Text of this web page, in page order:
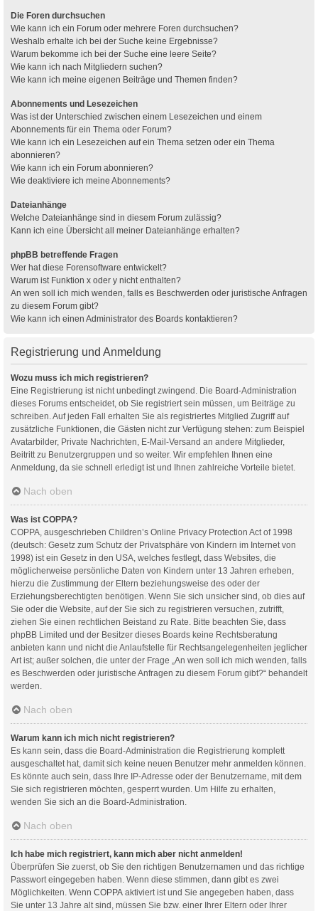
Die Foren durchsuchen
Wie kann ich ein Forum oder mehrere Foren durchsuchen?
Weshalb erhalte ich bei der Suche keine Ergebnisse?
Warum bekomme ich bei der Suche eine leere Seite?
Wie kann ich nach Mitgliedern suchen?
Wie kann ich meine eigenen Beiträge und Themen finden?
Abonnements und Lesezeichen
Was ist der Unterschied zwischen einem Lesezeichen und einem
Abonnements für ein Thema oder Forum?
Wie kann ich ein Lesezeichen auf ein Thema setzen oder ein Thema
abonnieren?
Wie kann ich ein Forum abonnieren?
Wie deaktiviere ich meine Abonnements?
Dateianhänge
Welche Dateianhänge sind in diesem Forum zulässig?
Kann ich eine Übersicht all meiner Dateianhänge erhalten?
phpBB betreffende Fragen
Wer hat diese Forensoftware entwickelt?
Warum ist Funktion x oder y nicht enthalten?
An wen soll ich mich wenden, falls es Beschwerden oder juristische Anfragen
zu diesem Forum gibt?
Wie kann ich einen Administrator des Boards kontaktieren?
Registrierung und Anmeldung
Wozu muss ich mich registrieren?
Eine Registrierung ist nicht unbedingt zwingend. Die Board-Administration
dieses Forums entscheidet, ob Sie registriert sein müssen, um Beiträge zu
schreiben. Auf jeden Fall erhalten Sie als registriertes Mitglied Zugriff auf
zusätzliche Funktionen, die Gästen nicht zur Verfügung stehen: zum Beispiel
Avatarbilder, Private Nachrichten, E-Mail-Versand an andere Mitglieder,
Beitritt zu Benutzergruppen und so weiter. Wir empfehlen Ihnen eine
Anmeldung, da sie schnell erledigt ist und Ihnen zahlreiche Vorteile bietet.
Nach oben
Was ist COPPA?
COPPA, ausgeschrieben Children’s Online Privacy Protection Act of 1998
(deutsch: Gesetz zum Schutz der Privatsphäre von Kindern im Internet von
1998) ist ein Gesetz in den USA, welches festlegt, dass Websites, die
möglicherweise persönliche Daten von Kindern unter 13 Jahren erheben,
hierzu die Zustimmung der Eltern beziehungsweise des oder der
Erziehungsberechtigten benötigen. Wenn Sie sich unsicher sind, ob dies auf
Sie oder die Website, auf der Sie sich zu registrieren versuchen, zutrifft,
ziehen Sie einen rechtlichen Beistand zu Rate. Bitte beachten Sie, dass
phpBB Limited und der Besitzer dieses Boards keine Rechtsberatung
anbieten kann und nicht die Anlaufstelle für Rechtsangelegenheiten jeglicher
Art ist; außer solchen, die unter der Frage „An wen soll ich mich wenden, falls
es Beschwerden oder juristische Anfragen zu diesem Forum gibt?“ behandelt
werden.
Nach oben
Warum kann ich mich nicht registrieren?
Es kann sein, dass die Board-Administration die Registrierung komplett
ausgeschaltet hat, damit sich keine neuen Benutzer mehr anmelden können.
Es könnte auch sein, dass Ihre IP-Adresse oder der Benutzername, mit dem
Sie sich registrieren möchten, gesperrt wurden. Um Hilfe zu erhalten,
wenden Sie sich an die Board-Administration.
Nach oben
Ich habe mich registriert, kann mich aber nicht anmelden!
Überprüfen Sie zuerst, ob Sie den richtigen Benutzernamen und das richtige
Passwort eingegeben haben. Wenn diese stimmen, dann gibt es zwei
Möglichkeiten. Wenn COPPA aktiviert ist und Sie angegeben haben, dass
Sie unter 13 Jahre alt sind, müssen Sie bzw. einer Ihrer Eltern oder Ihrer